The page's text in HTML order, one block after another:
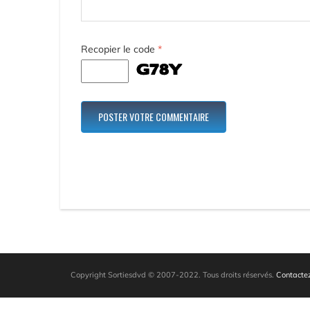
Recopier le code *
Copyright Sortiesdvd © 2007-2022. Tous droits réservés.